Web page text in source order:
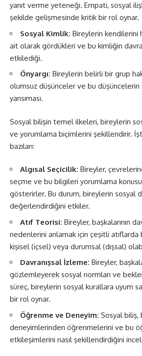
yanıt verme yeteneği. Empati, sosyal
şekilde gelişmesinde kritik bir rol oynar.
Sosyal Kimlik: Bireylerin kendilerini
ait olarak gördükleri ve bu kimliğin
etkilediği.
Önyargı: Bireylerin belirli bir grup
olumsuz düşünceler ve bu
yansıması.
Sosyal bilişin temel ilkeleri, bireylerin
ve yorumlama biçimlerini şekillendirir.
bazıları:
Algısal Seçicilik: Bireyler,
seçme ve bu bilgileri yorumlama
gösterirler. Bu durum, bireylerin sosyal
değerlendirdiğini etkiler.
Atıf Teorisi: Bireyler, başkalarının
nedenlerini anlamak için çeşitli atıflarda
kişisel (içsel) veya durumsal (dışsal)
Davranışsal İzleme: Bireyler,
gözlemleyerek sosyal normları ve
süreç, bireylerin sosyal kurallara uyum
bir rol oynar.
Öğrenme ve Deneyim: Sosyal biliş,
deneyimlerinden öğrenmelerini ve bu
etkileşimlerini nasıl şekillendirdiğini